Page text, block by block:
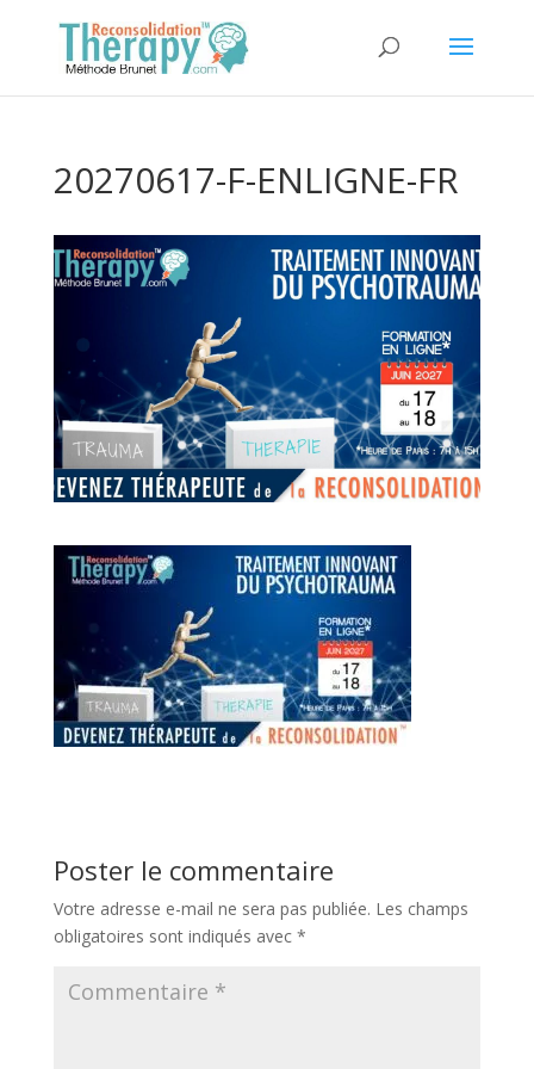
20270617-F-ENLIGNE-FR
Poster le commentaire
Votre adresse e-mail ne sera pas publiée. Les champs
obligatoires sont indiqués avec *